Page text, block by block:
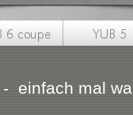
- einfach mal